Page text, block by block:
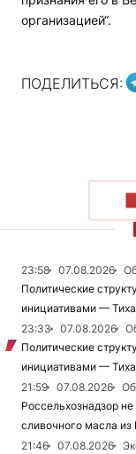
организацией“.
ПОДЕЛИТЬСЯ:
23:58 07.08.2026
Политические
инициативами —
23:33
07.08.2026
Политические
инициативами —
21:59
07.08.2026
Россельхознадзор
сливочного масла из
21:46
07.08.2026